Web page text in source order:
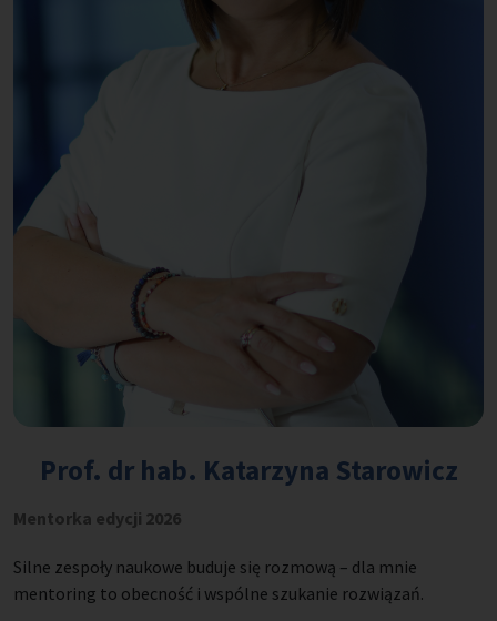
Prof. dr hab. Katarzyna Starowicz
Mentorka edycji 2026
Silne zespoły naukowe buduje się rozmową – dla mnie
mentoring to obecność i wspólne szukanie rozwiązań.